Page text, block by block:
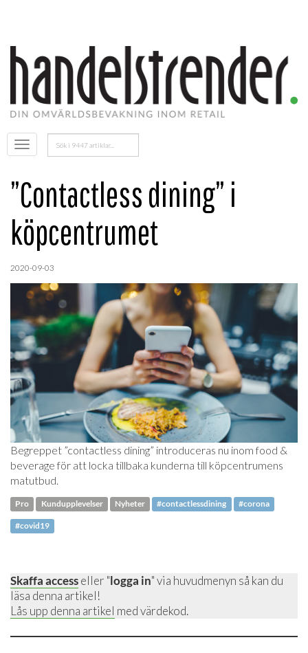
Öppna
menyn
Sök
efter:
”Contactless dining” i
köpcentrumet
2020-09-03
Begreppet ”contactless dining” introduceras nu inom food &
beverage för att locka tillbaka kunderna till köpcentrumens
matutbud.
Pro Kundupplevelser Nyheter #contactlessdining #corona
#covid19
Skaffa accesseller "logga in" via huvudmenyn så kan du
läsa denna artikel!
Lås upp denna artikel med värdekod.